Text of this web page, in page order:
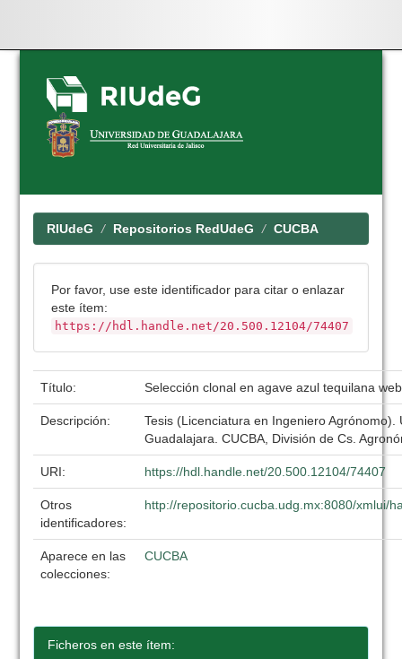
Skip
navigation
RIUdeG Repositorios RedUdeG CUCBA
Por favor, use este identificador para citar o enlazar
este ítem:
https://hdl.handle.net/20.500.12104/74407
Título: Selección clonal en agave azul tequilana
Descripción:
Tesis (Licenciatura en Ingeniero Agrónomo).
Guadalajara. CUCBA, División de Cs.
URI: https://hdl.handle.net/20.500.12104/74407
Otros
identificadores:
http://repositorio.cucba.udg.mx:8080/xmlui/
Aparece en las
colecciones:
CUCBA
Ficheros en este ítem: